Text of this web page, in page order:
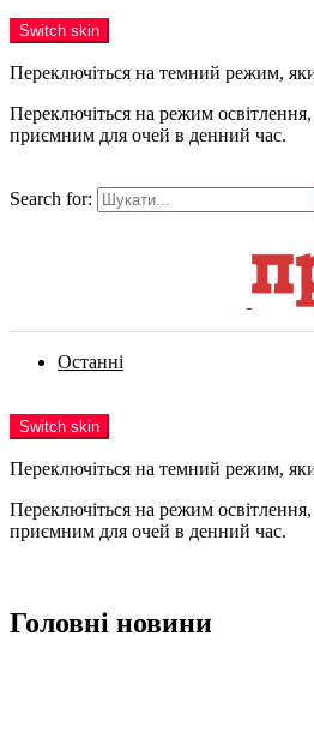
Switch skin
Переключіться на темний режим,
Переключіться на режим
приємним для очей в денний час.
Search for:
Останні
Switch skin
Переключіться на темний режим,
Переключіться на режим
приємним для очей в денний час.
Головні новини